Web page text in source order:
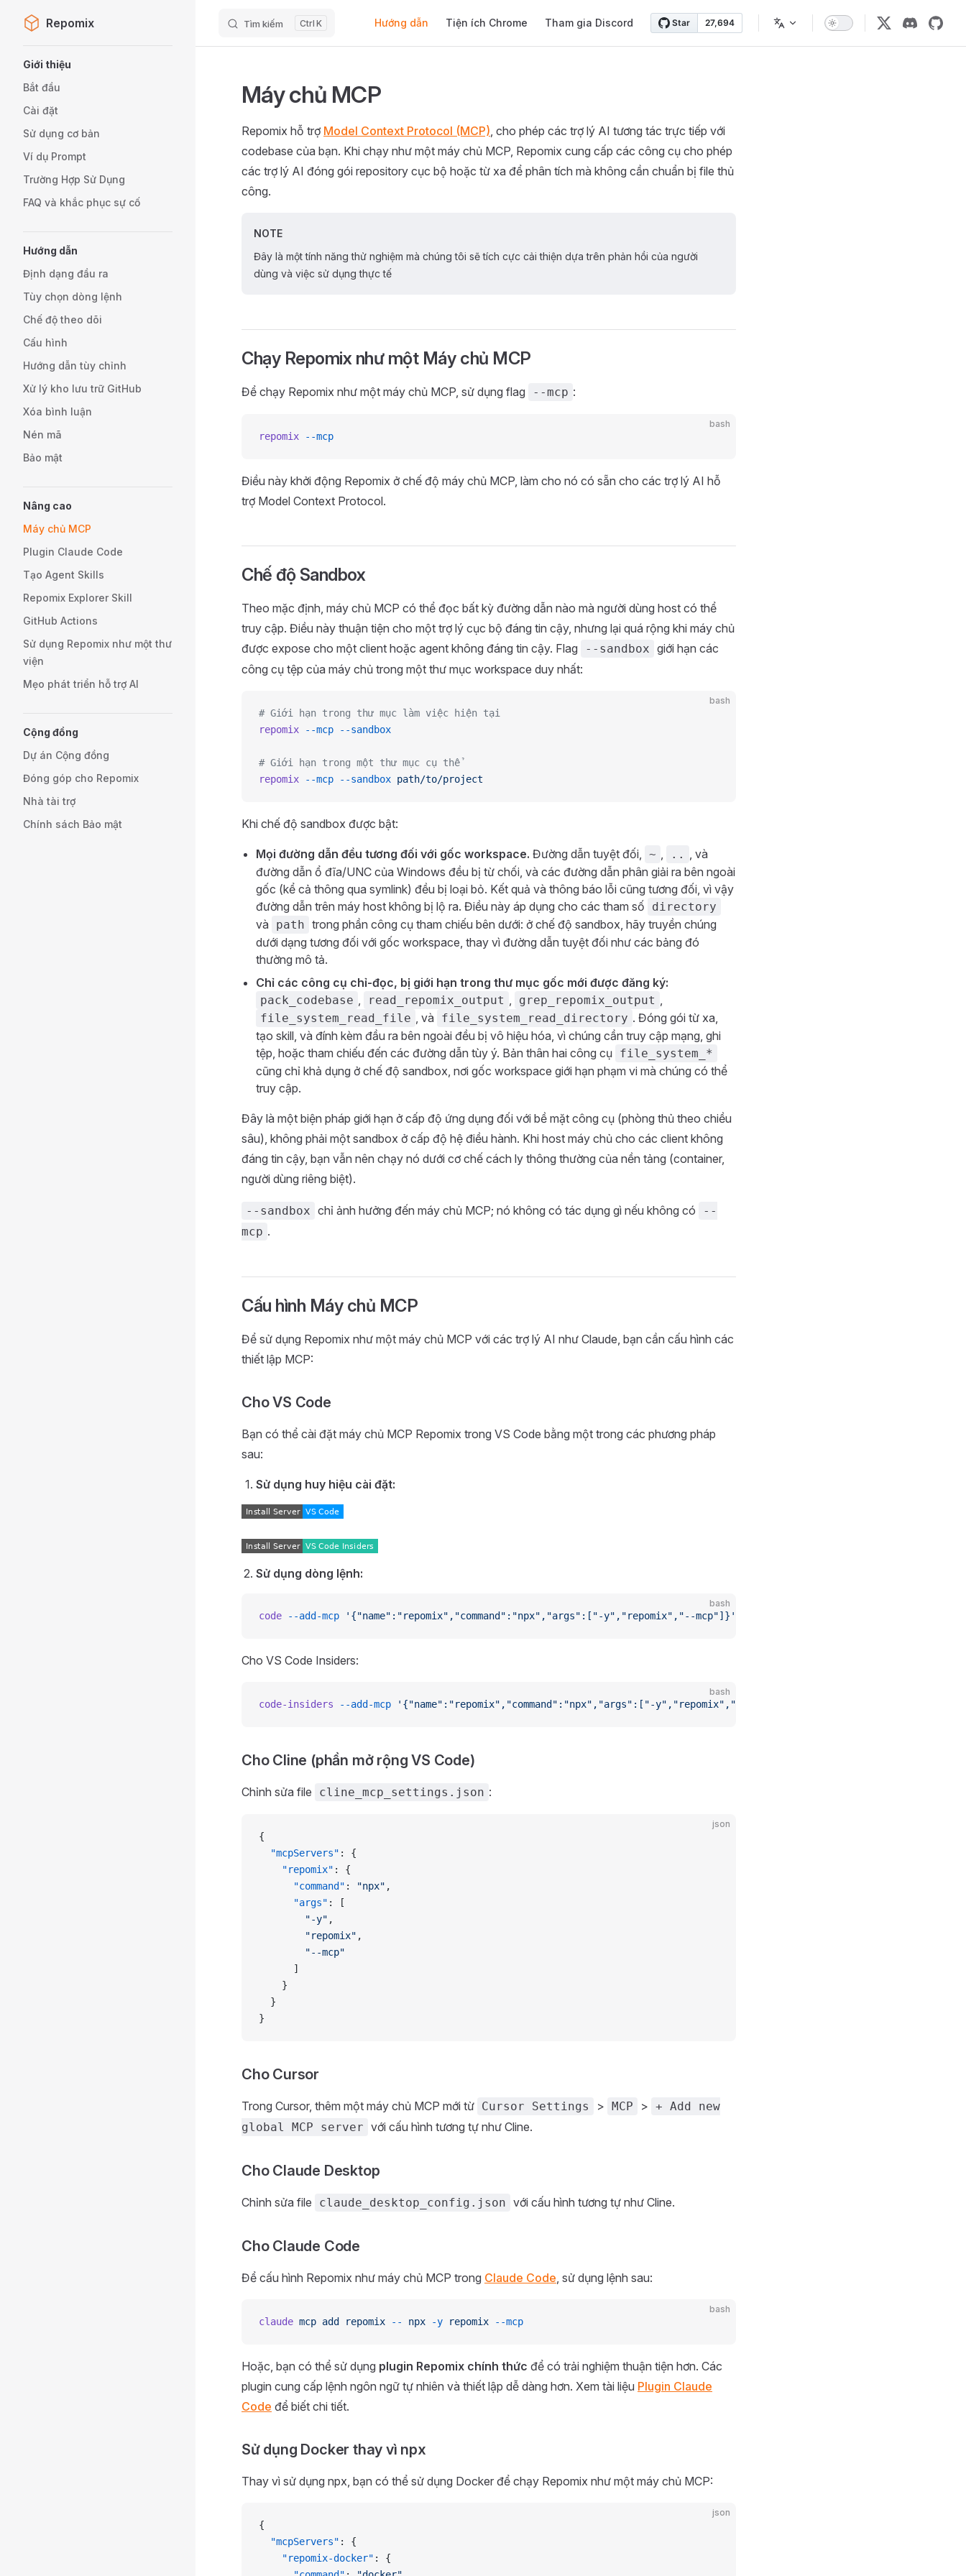
Skip to content
Repomix Tìm kiếm K Hướng dẫn Tiện ích Chrome Tham gia Discord
Giới thiệu
Bắt đầu
Cài đặt
Sử dụng cơ bản
Ví dụ Prompt
Trường Hợp Sử Dụng
FAQ và khắc phục sự cố
Hướng dẫn
Định dạng đầu ra
Tùy chọn dòng lệnh
Chế độ theo dõi
Cấu hình
Hướng dẫn tùy chỉnh
Xử lý kho lưu trữ GitHub
Xóa bình luận
Nén mã
Bảo mật
Nâng cao
Máy chủ MCP
Plugin Claude Code
Tạo Agent Skills
Repomix Explorer Skill
GitHub Actions
Sử dụng Repomix như một thư
viện
Mẹo phát triển hỗ trợ AI
Cộng đồng
Dự án Cộng đồng
Đóng góp cho Repomix
Nhà tài trợ
Chính sách Bảo mật
Máy chủ MCP
Repomix hỗ trợ Model Context Protocol (MCP), cho phép các trợ lý AI tương tác trực tiếp với
codebase của bạn. Khi chạy như một máy chủ MCP, Repomix cung cấp các công cụ cho phép
các trợ lý AI đóng gói repository cục bộ hoặc từ xa để phân tích mà không cần chuẩn bị file thủ
công.
NOTE
Đây là một tính năng thử nghiệm mà chúng tôi sẽ tích cực cải thiện dựa trên phản hồi của người
dùng và việc sử dụng thực tế
Chạy Repomix như một Máy chủ MCP
Để chạy Repomix như một máy chủ MCP, sử dụng flag --mcp :
bash
repomix --mcp
Điều này khởi động Repomix ở chế độ máy chủ MCP, làm cho nó có sẵn cho các trợ lý AI hỗ
trợ Model Context Protocol.
Chế độ Sandbox
Theo mặc định, máy chủ MCP có thể đọc bất kỳ đường dẫn nào mà người dùng host có thể
truy cập. Điều này thuận tiện cho một trợ lý cục bộ đáng tin cậy, nhưng lại quá rộng khi máy chủ
được expose cho một client hoặc agent không đáng tin cậy. Flag
--sandbox giới hạn các
công cụ tệp của máy chủ trong một thư mục workspace duy nhất:
bash
# Giới hạn trong thư mục làm việc hiện tại
repomix --mcp --sandbox
# Giới hạn trong một thư mục cụ thể
repomix --mcp --sandbox path/to/project
Khi chế độ sandbox được bật:
Mọi đường dẫn đều tương đối với gốc workspace. Đường dẫn tuyệt đối, ~ , .. , và
đường dẫn ổ đĩa/UNC của Windows đều bị từ chối, và các đường dẫn phân giải ra bên ngoài
gốc (kể cả thông qua symlink) đều bị loại bỏ. Kết quả và thông báo lỗi cũng tương đối, vì vậy
đường dẫn trên máy host không bị lộ ra. Điều này áp dụng cho các tham số
directory
và path trong phần công cụ tham chiếu bên dưới: ở chế độ sandbox, hãy truyền chúng
dưới dạng tương đối với gốc workspace, thay vì đường dẫn tuyệt đối như các bảng đó
thường mô tả.
Chỉ các công cụ chỉ-đọc, bị giới hạn trong thư mục gốc mới được đăng ký:
pack_codebase , read_repomix_output , grep_repomix_output ,
file_system_read_file , và file_system_read_directory . Đóng gói từ xa,
tạo skill, và đính kèm đầu ra bên ngoài đều bị vô hiệu hóa, vì chúng cần truy cập mạng, ghi
tệp, hoặc tham chiếu đến các đường dẫn tùy ý. Bản thân hai công cụ file_system_*
cũng chỉ khả dụng ở chế độ sandbox, nơi gốc workspace giới hạn phạm vi mà chúng có thể
truy cập.
Đây là một biện pháp giới hạn ở cấp độ ứng dụng đối với bề mặt công cụ (phòng thủ theo chiều
sâu), không phải một sandbox ở cấp độ hệ điều hành. Khi host máy chủ cho các client không
đáng tin cậy, bạn vẫn nên chạy nó dưới cơ chế cách ly thông thường của nền tảng (container,
người dùng riêng biệt).
--sandbox chỉ ảnh hưởng đến máy chủ MCP; nó không có tác dụng gì nếu không có
--
mcp .
Cấu hình Máy chủ MCP
Để sử dụng Repomix như một máy chủ MCP với các trợ lý AI như Claude, bạn cần cấu hình các
thiết lập MCP:
Cho VS Code
Bạn có thể cài đặt máy chủ MCP Repomix trong VS Code bằng một trong các phương pháp
sau:
Sử dụng huy hiệu cài đặt:
Sử dụng dòng lệnh:
bash
code --add-mcp '{"name":"repomix","command":"npx","args":["-y","repomix","--mcp"]}'
Cho VS Code Insiders:
bash
code-insiders --add-mcp '{"name":"repomix","command":"npx","args":["-y","repomix","--mcp"]}'
Cho Cline (phần mở rộng VS Code)
Chỉnh sửa file cline_mcp_settings.json :
json
{
  "mcpServers"
: {
    "repomix"
: {
      "command"
: "npx" ,
      "args"
: [
        "-y"
,
        "repomix"
,
        "--mcp"
      ]
    }
  }
}
Cho Cursor
Trong Cursor, thêm một máy chủ MCP mới từ Cursor Settings > MCP > + Add new
global MCP server với cấu hình tương tự như Cline.
Cho Claude Desktop
Chỉnh sửa file claude_desktop_config.json với cấu hình tương tự như Cline.
Cho Claude Code
Để cấu hình Repomix như máy chủ MCP trong Claude Code, sử dụng lệnh sau:
bash
claude mcp add repomix -- npx -y repomix --mcp
Hoặc, bạn có thể sử dụng plugin Repomix chính thức để có trải nghiệm thuận tiện hơn. Các
plugin cung cấp lệnh ngôn ngữ tự nhiên và thiết lập dễ dàng hơn. Xem tài liệu Plugin Claude
Code để biết chi tiết.
Sử dụng Docker thay vì npx
Thay vì sử dụng npx, bạn có thể sử dụng Docker để chạy Repomix như một máy chủ MCP:
json
{
  "mcpServers"
: {
    "repomix-docker"
: {